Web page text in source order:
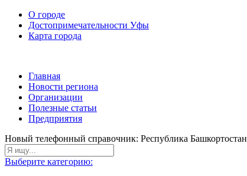
О городе
Достопримечательности Уфы
Карта города
Главная
Новости региона
Организации
Полезные статьи
Предприятия
Новый телефонный справочник: Республика Башкортостан
Выберите категорию: